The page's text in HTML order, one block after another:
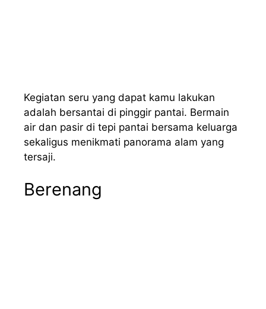
Kegiatan seru yang dapat kamu lakukan
adalah bersantai di pinggir pantai. Bermain
air dan pasir di tepi pantai bersama keluarga
sekaligus menikmati panorama alam yang
tersaji.
Berenang